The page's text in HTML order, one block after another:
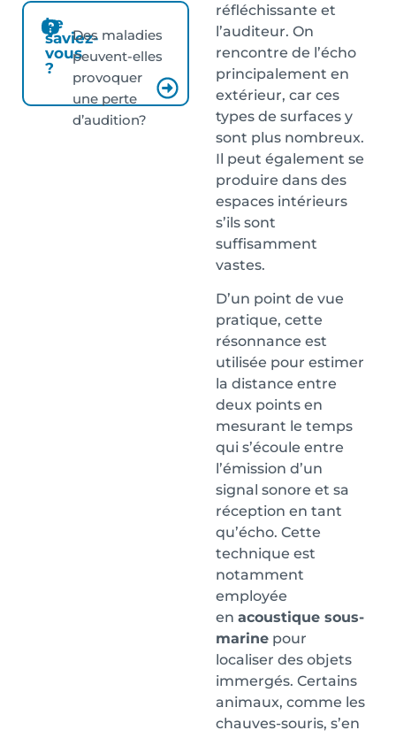
Le
saviez-
vous
?
Des maladies
peuvent-elles
provoquer
une perte
d’audition?
réfléchissante et
l’auditeur. On
rencontre de l’écho
principalement en
extérieur, car ces
types de surfaces y
sont plus nombreux.
Il peut également se
produire dans des
espaces intérieurs
s’ils sont
suffisamment
vastes.
D’un point de vue
pratique, cette
résonnance est
utilisée pour estimer
la distance entre
deux points en
mesurant le temps
qui s’écoule entre
l’émission d’un
signal sonore et sa
réception en tant
qu’écho. Cette
technique est
notamment
employée
en acoustique sous-
marine pour
localiser des objets
immergés. Certains
animaux, comme les
chauves-souris, s’en